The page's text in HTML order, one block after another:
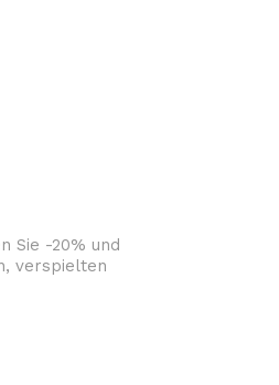
Sie -20% und
verspielten